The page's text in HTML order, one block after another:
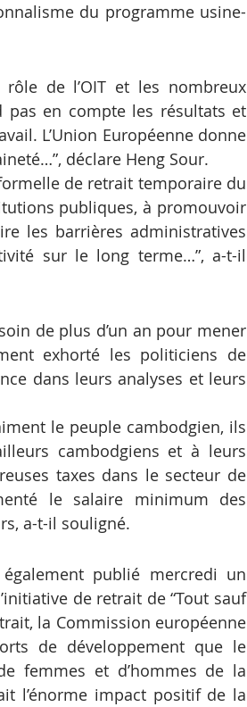
du programme usine-
de l’OIT et les nombreux
pas en compte les résultats et
L’Union Européenne donne
déclare Heng Sour.
de retrait temporaire du
publiques, à promouvoir
les barrières administratives
sur le long terme…”, a-t-il
de plus d’un an pour mener
exhorté les politiciens de
dans leurs analyses et leurs
le peuple cambodgien, ils
cambodgiens et à leurs
taxes dans le secteur de
le salaire minimum des
a-t-il souligné.
publié mercredi un
de retrait de “Tout sauf
la Commission européenne
de développement que le
femmes et d’hommes de la
l’énorme impact positif de la